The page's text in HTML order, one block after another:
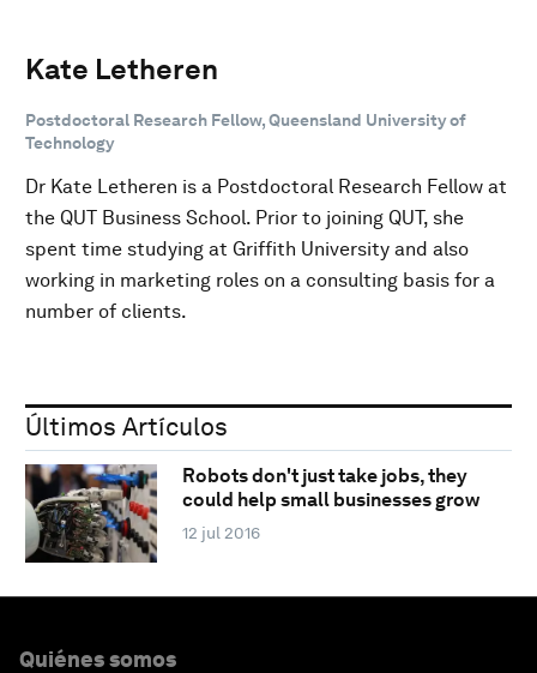
Kate Letheren
Postdoctoral Research Fellow, Queensland University of
Technology
Dr Kate Letheren is a Postdoctoral Research Fellow at
the QUT Business School. Prior to joining QUT, she
spent time studying at Griffith University and also
working in marketing roles on a consulting basis for a
number of clients.
Últimos Artículos
Robots don't just take jobs, they
could help small businesses grow
12 jul 2016
Quiénes somos